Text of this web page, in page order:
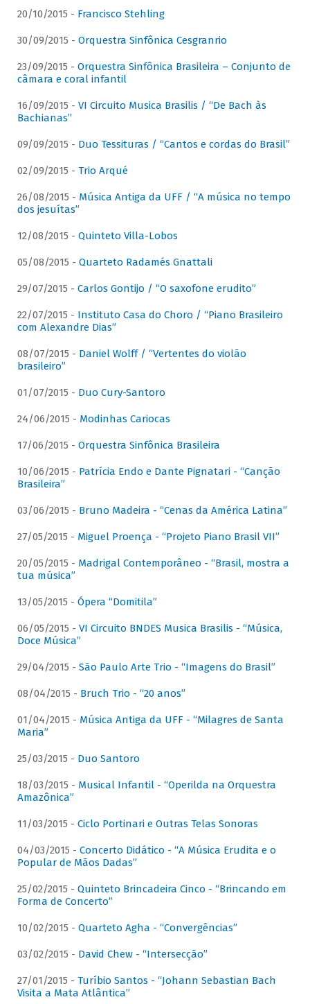
20/10/2015 - Francisco Stehling
30/09/2015 - Orquestra Sinfônica Cesgranrio
23/09/2015 - Orquestra Sinfônica Brasileira – Conjunto de
câmara e coral infantil
16/09/2015 - VI Circuito Musica Brasilis / “De Bach às
Bachianas”
09/09/2015 - Duo Tessituras / “Cantos e cordas do Brasil”
02/09/2015 - Trio Arqué
26/08/2015 - Música Antiga da UFF / “A música no tempo
dos jesuítas”
12/08/2015 - Quinteto Villa-Lobos
05/08/2015 - Quarteto Radamés Gnattali
29/07/2015 - Carlos Gontijo / “O saxofone erudito”
22/07/2015 - Instituto Casa do Choro / “Piano Brasileiro
com Alexandre Dias”
08/07/2015 - Daniel Wolff / “Vertentes do violão
brasileiro”
01/07/2015 - Duo Cury-Santoro
24/06/2015 - Modinhas Cariocas
17/06/2015 - Orquestra Sinfônica Brasileira
10/06/2015 - Patrícia Endo e Dante Pignatari - “Canção
Brasileira”
03/06/2015 - Bruno Madeira - “Cenas da América Latina”
27/05/2015 - Miguel Proença - “Projeto Piano Brasil VII”
20/05/2015 - Madrigal Contemporâneo - “Brasil, mostra a
tua música”
13/05/2015 - Ópera “Domitila”
06/05/2015 - VI Circuito BNDES Musica Brasilis - “Música,
Doce Música”
29/04/2015 - São Paulo Arte Trio - “Imagens do Brasil”
08/04/2015 - Bruch Trio - “20 anos”
01/04/2015 - Música Antiga da UFF - “Milagres de Santa
Maria”
25/03/2015 - Duo Santoro
18/03/2015 - Musical Infantil - “Operilda na Orquestra
Amazônica”
11/03/2015 - Ciclo Portinari e Outras Telas Sonoras
04/03/2015 - Concerto Didático - “A Música Erudita e o
Popular de Mãos Dadas”
25/02/2015 - Quinteto Brincadeira Cinco - “Brincando em
Forma de Concerto”
10/02/2015 - Quarteto Agha - “Convergências”
03/02/2015 - David Chew - “Intersecção”
27/01/2015 - Turíbio Santos - “Johann Sebastian Bach
Visita a Mata Atlântica”